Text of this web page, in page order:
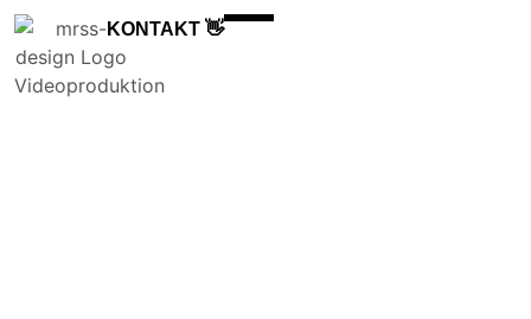
KONTAKT 👋